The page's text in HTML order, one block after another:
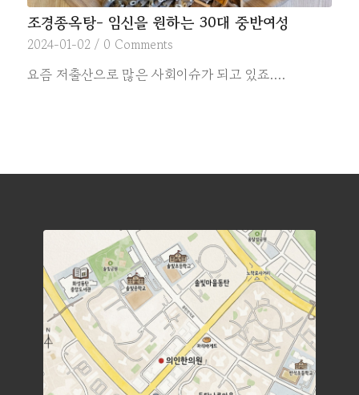
조경종옥탕- 임신을 원하는 30대 중반여성
2024-01-02 / 0 Comments
요즘 저출산으로 많은 사회이슈가 되고 있죠.…